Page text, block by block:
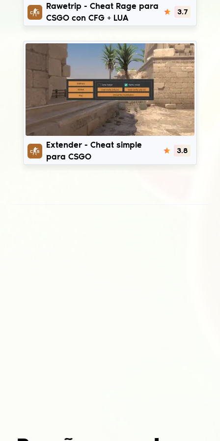
RaweTrip
Rawetrip - Cheat Rage para
CSGO con CFG + LUA
3.7
Extender
Extender - Cheat simple
para CSGO
3.8